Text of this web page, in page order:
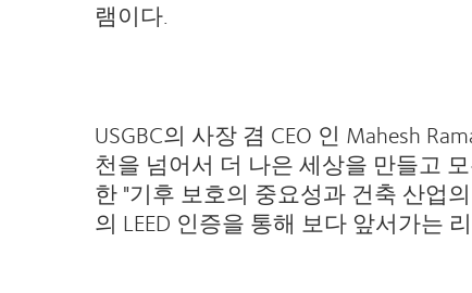
램이다.
USGBC의 사장 겸 CEO 인 Mahesh
천을 넘어서 더 나은 세상을 만들고
한 "기후 보호의 중요성과 건축 산업
의 LEED 인증을 통해 보다 앞서가는